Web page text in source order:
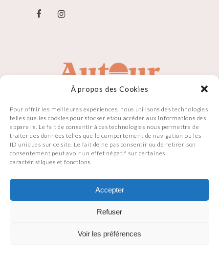
À propos des Cookies
Pour offrir les meilleures expériences, nous utilisons des technologies
telles que les cookies pour stocker et/ou accéder aux informations des
appareils. Le fait de consentir à ces technologies nous permettra de
traiter des données telles que le comportement de navigation ou les
ID uniques sur ce site. Le fait de ne pas consentir ou de retirer son
consentement peut avoir un effet négatif sur certaines
caractéristiques et fonctions.
Accepter
Refuser
Voir les préférences